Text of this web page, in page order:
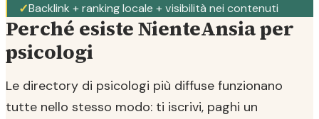
✓Backlink + ranking locale + visibilità nei contenuti
Perché esiste NienteAnsia per
psicologi
Le directory di psicologi più diffuse funzionano
tutte nello stesso modo: ti iscrivi, paghi un